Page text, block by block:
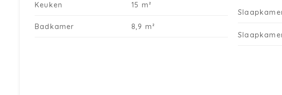
Keuken 15 m²
Badkamer 8,9 m²